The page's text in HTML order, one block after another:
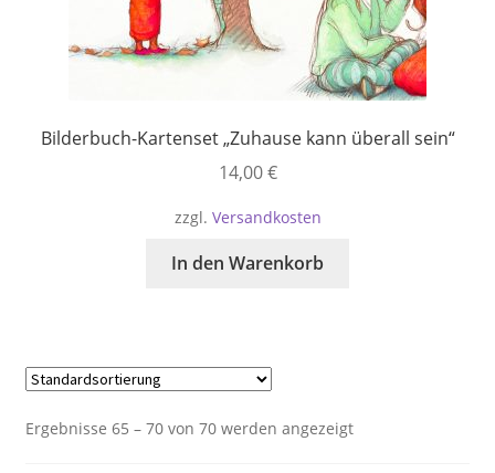
Bilderbuch-Kartenset „Zuhause kann überall sein“
14,00€
zzgl. Versandkosten
In den Warenkorb
Ergebnisse 65 – 70 von 70 werden angezeigt